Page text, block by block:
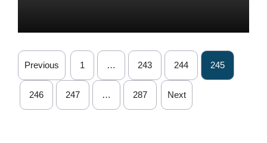
Previous 1 … 243 244 245
246 247 … 287 Next